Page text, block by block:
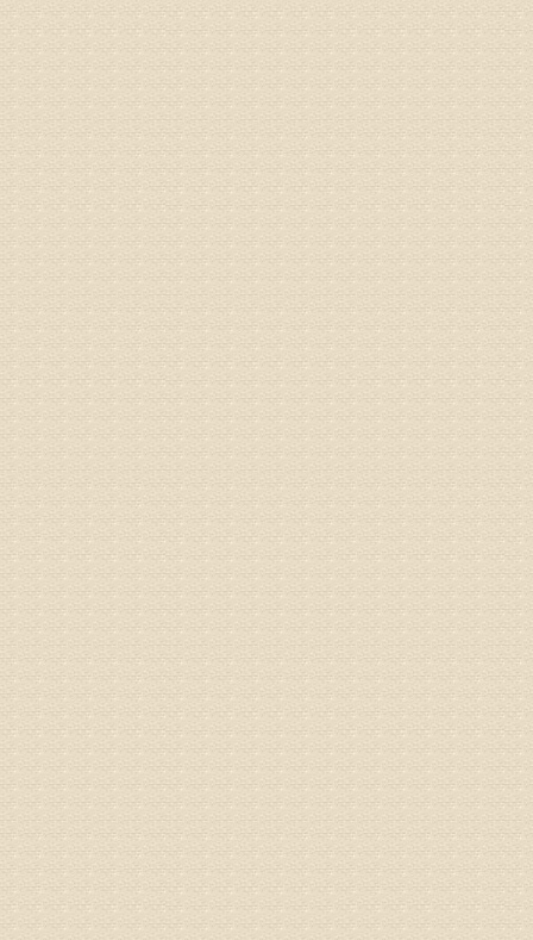
病情描
病情描
专家回
疗，具
姓名：
病情描
专家回
较严重
院详细
姓名：
病情描
你好，
病情描
痛，其
你好，
姓名：
病情描